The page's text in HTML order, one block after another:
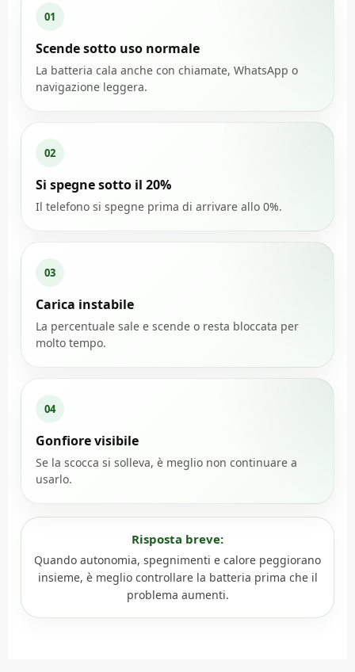
01
Scende sotto uso normale
La batteria cala anche con chiamate, WhatsApp o
navigazione leggera.
02
Si spegne sotto il 20%
Il telefono si spegne prima di arrivare allo 0%.
03
Carica instabile
La percentuale sale e scende o resta bloccata per
molto tempo.
04
Gonfiore visibile
Se la scocca si solleva, è meglio non continuare a
usarlo.
Risposta breve:
Quando autonomia, spegnimenti e calore peggiorano
insieme, è meglio controllare la batteria prima che il
problema aumenti.